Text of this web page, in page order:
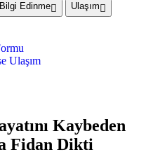
Bilgi Edinme Ulaşım
Ulaşım
Kaybeden
Fidan Dikti